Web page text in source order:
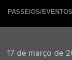
PASSEIOS/EVENTOS
17 de março de